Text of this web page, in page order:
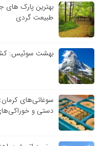
بهترین پارک های
طبیعت گردی
بهشت سوئیس: کشف ۱۰ مکان گردشگری و
سوغاتی‌های
دستی و